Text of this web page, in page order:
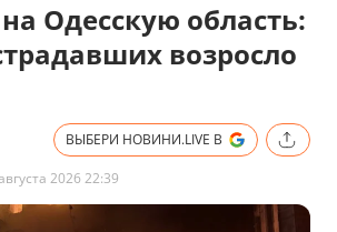
Одесскую область:
возросло
ВЫБЕРИ НОВИНИ.LIVE В
2026 22:39